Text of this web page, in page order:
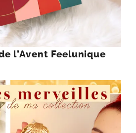
l’Avent Feelunique